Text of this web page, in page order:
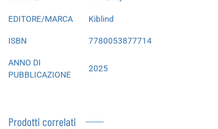
EDITORE/MARCA Kiblind
ISBN 7780053877714
ANNO DI
PUBBLICAZIONE
2025
Prodotti correlati